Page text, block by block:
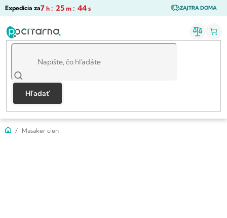
Prejsť
ZAJTRA DOMA
Expedícia za7 h : 25 m : 43 s
Hľadať
DomovMasaker cien